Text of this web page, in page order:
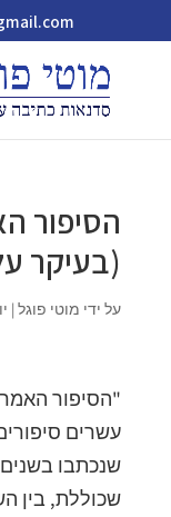
הסיפור
(בעיקר
על ידי מוטי פוגל|
"הסיפור
שכוללת, בין